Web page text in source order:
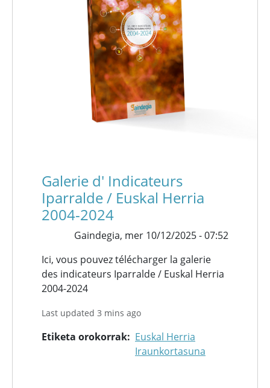
Galerie d' Indicateurs
Iparralde / Euskal Herria
2004-2024
Gaindegia, mer 10/12/2025 - 07:52
Ici, vous pouvez télécharger la galerie
des indicateurs Iparralde / Euskal Herria
2004-2024
Last updated 3 mins ago
Etiketa orokorrak
Euskal Herria
Iraunkortasuna